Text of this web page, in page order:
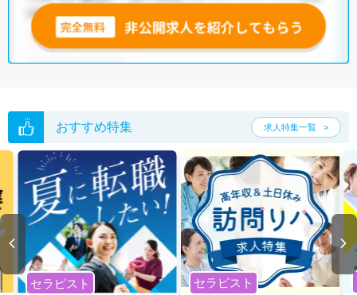
おすすめ特集 求人特集一覧
セラピスト セラピスト